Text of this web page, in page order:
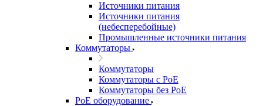
Источники питания
Источники питания
(небесперебойные)
Промышленные источники питания
Коммутаторы
Коммутаторы
Коммутаторы с PoE
Коммутаторы без PoE
PoE оборудование